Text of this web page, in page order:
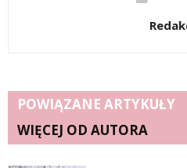
POWIĄZANE ARTYKUŁY
WIĘCEJ OD AUTORA